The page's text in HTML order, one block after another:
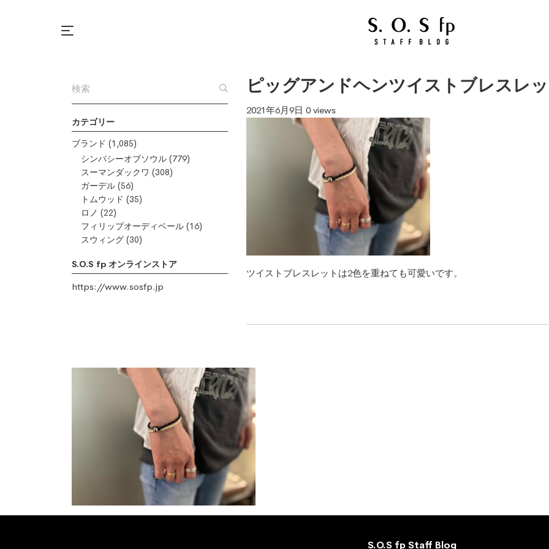
カテゴリー
ブランド (1,085)
シンパシーオブソウル (779)
スーマンダックワ (308)
ガーデル (56)
トムウッド (35)
ロノ (22)
フィリップオーディベール (16)
スウィング (30)
S.O.S fp オンラインストア
https://www.sosfp.jp
ピッグアンドヘンツイストブレスレ
2021年6月9日 0 views
ツイストブレスレットは2色を重ねても可愛いです。
S.O.S fp Staff Blog